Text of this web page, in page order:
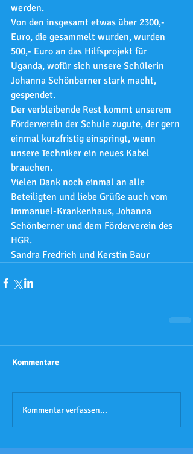
werden.
Von den insgesamt etwas über 2300,-
Euro, die gesammelt wurden, wurden
500,- Euro an das Hilfsprojekt für
Uganda, wofür sich unsere Schülerin
Johanna Schönberner stark macht,
gespendet.
Der verbleibende Rest kommt unserem
Förderverein der Schule zugute, der gern
einmal kurzfristig einspringt, wenn
unsere Techniker ein neues Kabel
brauchen.
Vielen Dank noch einmal an alle
Beteiligten und liebe Grüße auch vom
Immanuel-Krankenhaus, Johanna
Schönberner und dem Förderverein des
HGR.
Sandra Fredrich und Kerstin Baur
Kommentare
Kommentar verfassen...